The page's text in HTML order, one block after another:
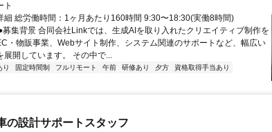
ト
細 総労働時間：1ヶ月あたり160時間 9:30〜18:30(実働8時間)
募集背景 合同会社Linkでは、生成AIを取り入れたクリエイティブ制作を
・物販事業、Webサイト制作、システム関連のサポートなど、幅広い
展開しています。 その中で...
り 固定時間制 フルリモート 午前 研修あり 夕方
資格取得手当あり
の設計サポートスタッフ